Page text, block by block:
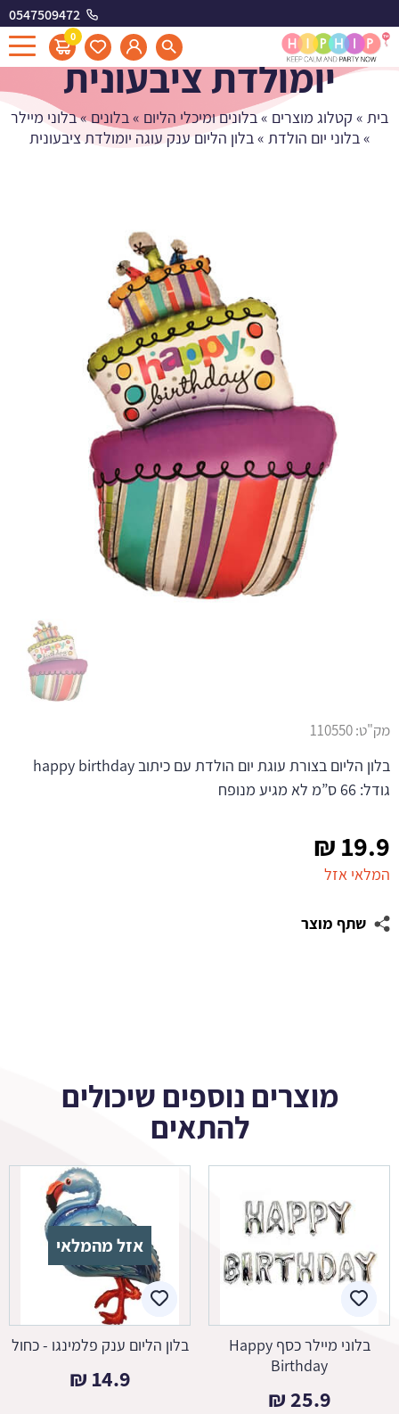
0547509472
0
בלון הליום ענק עוגה
יומולדת ציבעונית
בית » קטלוג מוצרים »בלונים ומיכלי הליום »בלונים»בלוני מיילר
»בלוני יום הולדת »בלון הליום ענק עוגה יומולדת ציבעונית
19.9
₪
המלאי אזל
שתף מוצר
מק"ט:110550
בלון הליום בצורת עוגת יום הולדת עם כיתוב happy birthday
גודל: 66 ס”מ לא מגיע מנופח
מוצרים נוספים שיכולים
להתאים
בלוני מיילר כסף Happy
Birthday
25.9
₪
אזל מהמלאי
בלון הליום ענק פלמינגו - כחול
14.9
₪